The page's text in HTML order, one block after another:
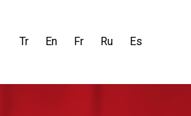
Tr En Fr Ru Es